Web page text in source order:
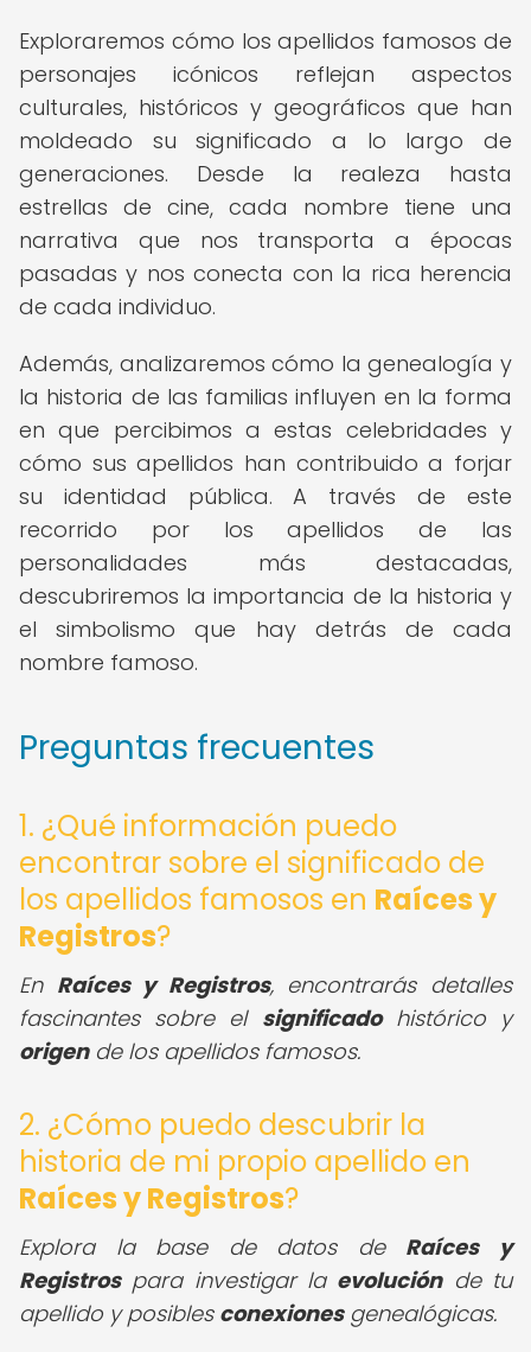
Exploraremos cómo los apellidos famosos de
personajes icónicos reflejan aspectos
culturales, históricos y geográficos que han
moldeado su significado a lo largo de
generaciones. Desde la realeza hasta
estrellas de cine, cada nombre tiene una
narrativa que nos transporta a épocas
pasadas y nos conecta con la rica herencia
de cada individuo.
Además, analizaremos cómo la genealogía y
la historia de las familias influyen en la forma
en que percibimos a estas celebridades y
cómo sus apellidos han contribuido a forjar
su identidad pública. A través de este
recorrido por los apellidos de las
personalidades más destacadas,
descubriremos la importancia de la historia y
el simbolismo que hay detrás de cada
nombre famoso.
Preguntas frecuentes
1. ¿Qué información puedo
encontrar sobre el significado de
los apellidos famosos en Raíces y
Registros?
En Raíces y Registros, encontrarás detalles
fascinantes sobre el significadohistórico y
origende los apellidos famosos.
2. ¿Cómo puedo descubrir la
historia de mi propio apellido en
Raíces y Registros?
Explora la base de datos de Raíces y
Registrospara investigar la evoluciónde tu
apellido y posibles conexionesgenealógicas.